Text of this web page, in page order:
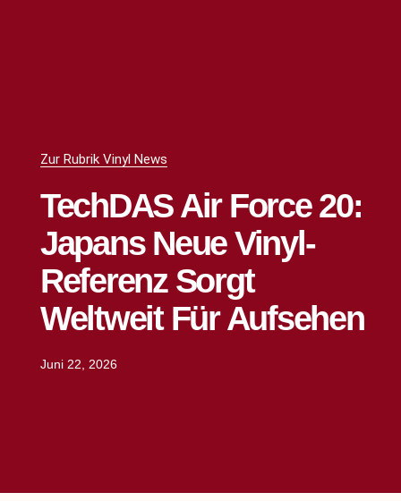
Zur Rubrik Vinyl News
TechDAS Air Force 20:
Japans Neue Vinyl-
Referenz Sorgt
Weltweit Für Aufsehen
Juni 22, 2026